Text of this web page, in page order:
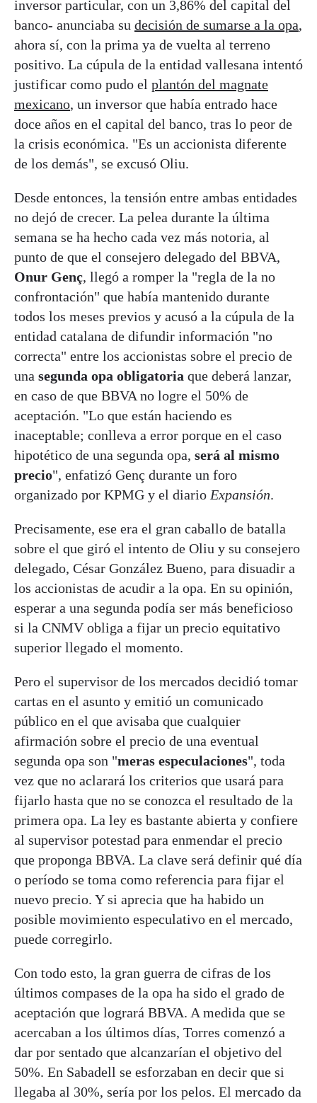
inversor particular, con un 3,86% del capital del
banco- anunciaba su decisión de sumarse a la opa,
ahora sí, con la prima ya de vuelta al terreno
positivo. La cúpula de la entidad vallesana intentó
justificar como pudo el plantón del magnate
mexicano, un inversor que había entrado hace
doce años en el capital del banco, tras lo peor de
la crisis económica. "Es un accionista diferente
de los demás", se excusó Oliu.
Desde entonces, la tensión entre ambas entidades
no dejó de crecer. La pelea durante la última
semana se ha hecho cada vez más notoria, al
punto de que el consejero delegado del BBVA,
Onur Genç, llegó a romper la "regla de la no
confrontación" que había mantenido durante
todos los meses previos y acusó a la cúpula de la
entidad catalana de difundir información "no
correcta" entre los accionistas sobre el precio de
una segunda opa obligatoria que deberá lanzar,
en caso de que BBVA no logre el 50% de
aceptación. "Lo que están haciendo es
inaceptable; conlleva a error porque en el caso
hipotético de una segunda opa, será al mismo
precio", enfatizó Genç durante un foro
organizado por KPMG y el diario Expansión.
Precisamente, ese era el gran caballo de batalla
sobre el que giró el intento de Oliu y su consejero
delegado, César González Bueno, para disuadir a
los accionistas de acudir a la opa. En su opinión,
esperar a una segunda podía ser más beneficioso
si la CNMV obliga a fijar un precio equitativo
superior llegado el momento.
Pero el supervisor de los mercados decidió tomar
cartas en el asunto y emitió un comunicado
público en el que avisaba que cualquier
afirmación sobre el precio de una eventual
segunda opa son "meras especulaciones", toda
vez que no aclarará los criterios que usará para
fijarlo hasta que no se conozca el resultado de la
primera opa. La ley es bastante abierta y confiere
al supervisor potestad para enmendar el precio
que proponga BBVA. La clave será definir qué día
o período se toma como referencia para fijar el
nuevo precio. Y si aprecia que ha habido un
posible movimiento especulativo en el mercado,
puede corregirlo.
Con todo esto, la gran guerra de cifras de los
últimos compases de la opa ha sido el grado de
aceptación que logrará BBVA. A medida que se
acercaban a los últimos días, Torres comenzó a
dar por sentado que alcanzarían el objetivo del
50%. En Sabadell se esforzaban en decir que si
llegaba al 30%, sería por los pelos. El mercado da